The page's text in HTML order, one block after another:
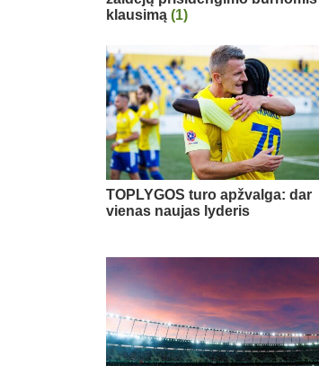
klausimą (1)
TOPLYGOS turo apžvalga: dar
vienas naujas lyderis